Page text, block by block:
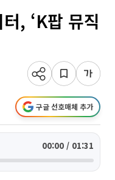
, ‘K팝 뮤직
구글 선호매체 추가
00:00 / 01:31